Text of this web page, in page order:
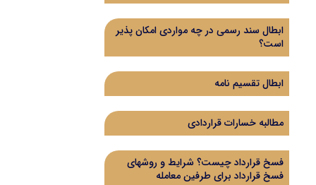
ابطال سند رسمی در چه مواردی امکان پذیر
است؟
ابطال تقسیم نامه
مطالبه خسارات قراردادی
فسخ قرارداد چیست؟ شرایط و روشهای
فسخ قرارداد برای طرفین معامله